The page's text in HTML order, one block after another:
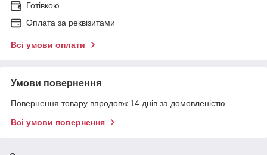
Готівкою
Оплата за реквізитами
Всі умови оплати
Умови повернення
Повернення товару впродовж 14 днів за домовленістю
Всі умови повернення